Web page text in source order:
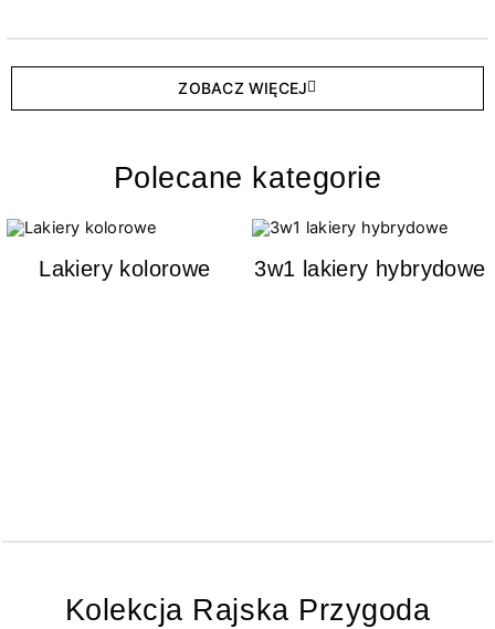
ZOBACZ WIĘCEJ
Polecane kategorie
Lakiery kolorowe 3w1 lakiery hybrydowe
Kolekcja Rajska Przygoda